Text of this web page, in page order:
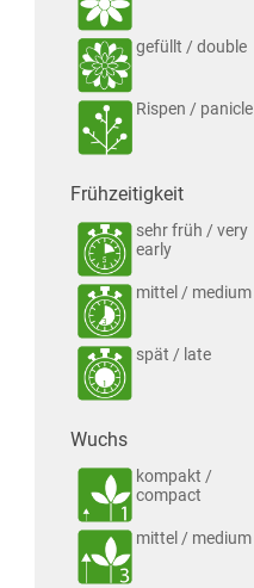
gefüllt / double
Rispen / panicle
Frühzeitigkeit
sehr früh / very
early
mittel / medium
spät / late
Wuchs
kompakt /
compact
mittel / medium